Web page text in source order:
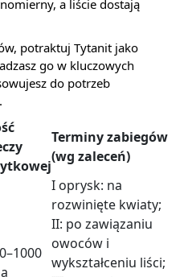
a liście dostają
potraktuj Tytanit jako
go w kluczowych
do potrzeb
Terminy zabiegów
(wg zaleceń)
I oprysk: na
rozwinięte kwiaty;
II: po zawiązaniu
owoców i
wykształceniu liści;